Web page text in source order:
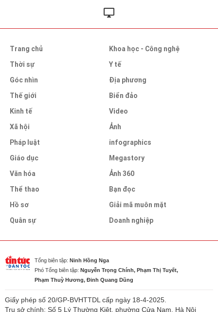
Trang chủ
Thời sự
Góc nhìn
Thế giới
Kinh tế
Xã hội
Pháp luật
Giáo dục
Văn hóa
Thể thao
Hồ sơ
Quân sự
Khoa học - Công nghệ
Y tế
Địa phương
Biển đảo
Video
Ảnh
infographics
Megastory
Ảnh 360
Bạn đọc
Giải mã muôn mặt
Doanh nghiệp
Tổng biên tập: Ninh Hồng Nga
Phó Tổng biên tập: Nguyễn Trọng Chính, Phạm Thị Tuyết,
Phạm Thuỳ Hương, Đinh Quang Dũng
Giấy phép số 20/GP-BVHTTDL cấp ngày 18-4-2025.
Trụ sở chính: Số 5 Lý Thường Kiệt, phường Cửa Nam, Hà Nội